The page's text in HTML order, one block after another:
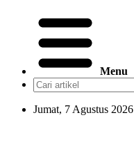
Menu
Jumat, 7 Agustus 2026